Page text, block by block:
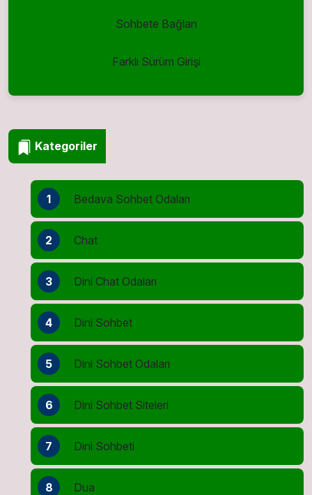
Sohbete Bağlan
Farklı Sürüm Girişi
Kategoriler
1 Bedava Sohbet Odaları
2 Chat
3 Dini Chat Odaları
4 Dini Sohbet
5 Dini Sohbet Odaları
6 Dini Sohbet Siteleri
7 Dini Sohbeti
8 Dua